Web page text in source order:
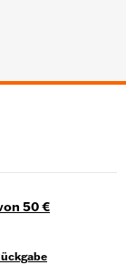
50 €